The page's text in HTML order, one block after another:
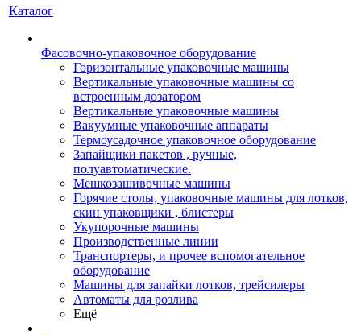
Каталог
Фасовочно-упаковочное оборудование
Горизонтальные упаковочные машины
Вертикальные упаковочные машины со
встроенным дозатором
Вертикальные упаковочные машины
Вакуумные упаковочные аппараты
Термоусадочное упаковочное оборудование
Запайщики пакетов , ручные,
полуавтоматические.
Мешкозашивочные машины
Горячие столы, упаковочные машины для лотков,
скин упаковщики , блистеры
Укупорочные машины
Производственные линии
Транспортеры, и прочее вспомогательное
оборудование
Машины для запайки лотков, трейсилеры
Автоматы для розлива
Ещё